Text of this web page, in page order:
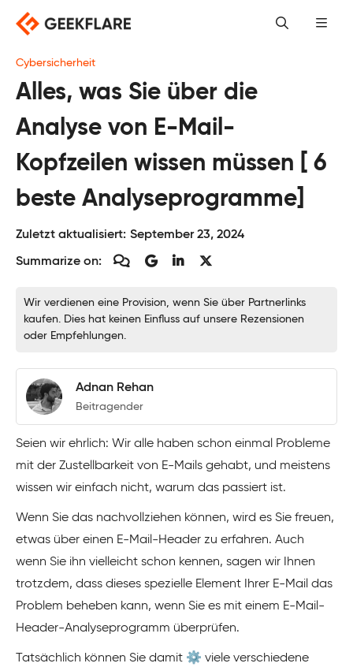
Skip
content
Cybersicherheit
Alles, was Sie über die
Analyse von E-Mail-
Kopfzeilen wissen müssen [ 6
beste Analyseprogramme]
Zuletzt aktualisiert: September 23, 2024
Summarize on:
Wir verdienen eine Provision, wenn Sie über Partnerlinks
kaufen. Dies hat keinen Einfluss auf unsere Rezensionen
oder Empfehlungen.
Adnan Rehan
Beitragender
Seien wir ehrlich: Wir alle haben schon einmal Probleme
mit der Zustellbarkeit von E-Mails gehabt, und meistens
wissen wir einfach nicht, warum das passiert ist.
Wenn Sie das nachvollziehen können, wird es Sie freuen,
etwas über einen E-Mail-Header zu erfahren. Auch
wenn Sie ihn vielleicht schon kennen, sagen wir Ihnen
trotzdem, dass dieses spezielle Element Ihrer E-Mail das
Problem beheben kann, wenn Sie es mit einem E-Mail-
Header-Analyseprogramm überprüfen.
Tatsächlich können Sie damit ⚙️ viele verschiedene